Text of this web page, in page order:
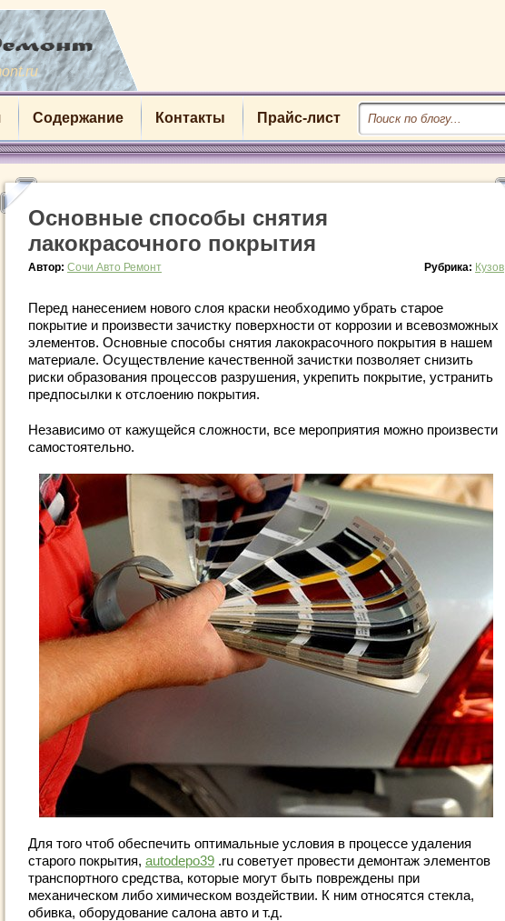
Содержание Контакты Прайс-лист
Основные способы снятия
лакокрасочного покрытия
Автор: Сочи Авто Ремонт Рубрика: Кузов
Перед нанесением нового слоя краски необходимо убрать старое
покрытие и произвести зачистку поверхности от коррозии и всевозможных
элементов. Основные способы снятия лакокрасочного покрытия в нашем
материале. Осуществление качественной зачистки позволяет снизить
риски образования процессов разрушения, укрепить покрытие, устранить
предпосылки к отслоению покрытия.
Независимо от кажущейся сложности, все мероприятия можно произвести
самостоятельно.
Для того чтоб обеспечить оптимальные условия в процессе удаления
старого покрытия, autodepo39 .ru советует провести демонтаж элементов
транспортного средства, которые могут быть повреждены при
механическом либо химическом воздействии. К ним относятся стекла,
обивка, оборудование салона авто и т.д.